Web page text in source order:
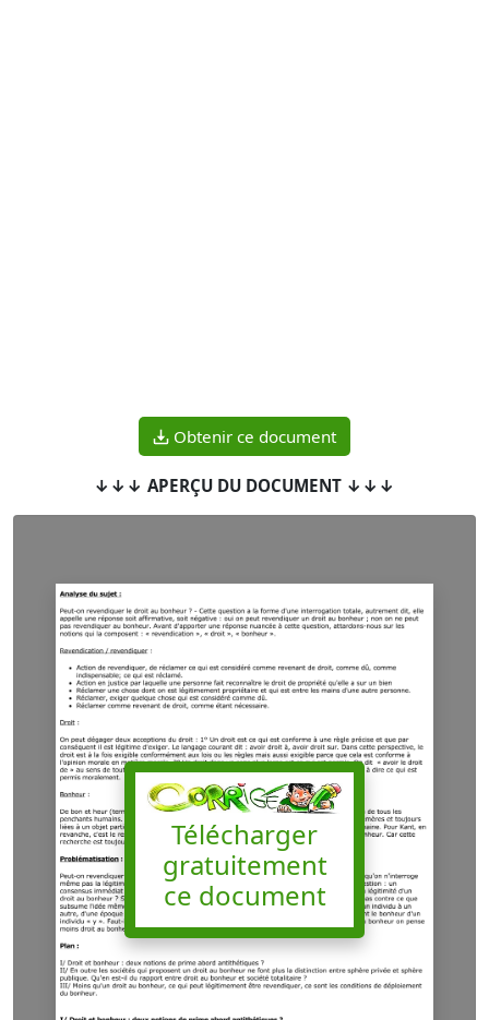
Obtenir ce document
↓↓↓ APERÇU DU DOCUMENT ↓↓↓
Télécharger
gratuitement
ce document